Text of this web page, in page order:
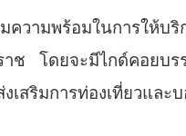
วามพร้อมในการให้บริก
าช โดยจะมีไกด์คอยบ
ริมการท่องเที่ยวและบ